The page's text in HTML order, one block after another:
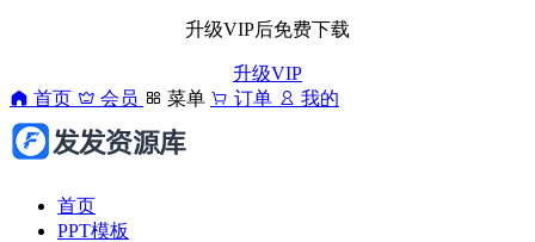
升级VIP后免费下载
升级VIP
首页
会员 菜单 订单 我的
首页
PPT模板